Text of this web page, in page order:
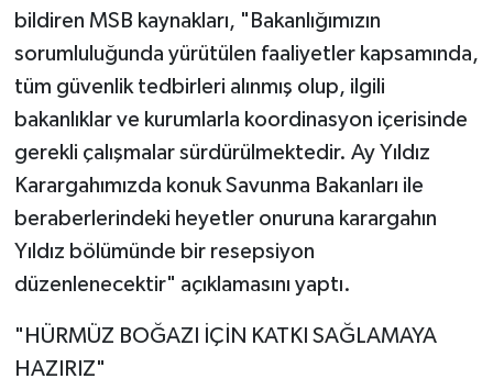
bildiren MSB kaynakları, "Bakanlığımızın
sorumluluğunda yürütülen faaliyetler kapsamında,
tüm güvenlik tedbirleri alınmış olup, ilgili
bakanlıklar ve kurumlarla koordinasyon içerisinde
gerekli çalışmalar sürdürülmektedir. Ay Yıldız
Karargahımızda konuk Savunma Bakanları ile
beraberlerindeki heyetler onuruna karargahın
Yıldız bölümünde bir resepsiyon
düzenlenecektir" açıklamasını yaptı.
"HÜRMÜZ BOĞAZI İÇİN KATKI SAĞLAMAYA
HAZIRIZ"